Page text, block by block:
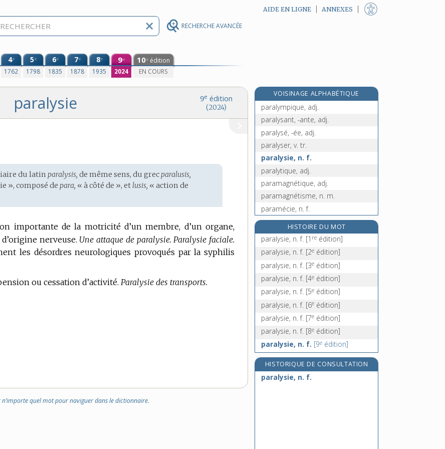
RECHERCHE AVANCÉE
AIDE EN LIGNE ANNEXES
4e
1762
5e
1798
6e
1835
7e
1878
8e
1935
9e
2024
10e édition
EN COURS
9e édition
(2024)
paralysie
dulatin paralysis, de même sens, dugrecparalusis,
», composé depara, « à côté de », etlusis, « action de
importante de la motricité d’un membre, d’un organe,
nerveuse. Une attaque de paralysie. Paralysie faciale.
les désordres neurologiques provoqués par la syphilis
ou cessation d’activité. Paralysie des transports.
n’importe quel mot pour naviguer dans le dictionnaire.
VOISINAGE ALPHABÉTIQUE
paralogisme, n. m.
paralympique, adj.
paralysant, -ante, adj.
paralysé, -ée, adj.
paralyser, v. tr.
paralysie, n. f.
paralytique, adj.
paramagnétique, adj.
paramagnétisme, n. m.
paramécie, n. f.
paramédical, -ale, adj.
paramètre, n. m.
paramilitaire, adj.
paramnésie, n. f.
HISTOIRE DU MOT
paralysie, n. f. [1 re édition]
paralysie, n. f. [2e édition]
paralysie, n. f. [3e édition]
paralysie, n. f. [4e édition]
paralysie, n. f. [5e édition]
paralysie, n. f. [6e édition]
paralysie, n. f. [7e édition]
paralysie, n. f. [8e édition]
paralysie, n. f. [9e édition]
HISTORIQUE DE CONSULTATION
paralysie, n. f.